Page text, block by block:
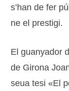
s’han de fer
ne el prestigi.
El guanyador
de Girona
seua tesi «El